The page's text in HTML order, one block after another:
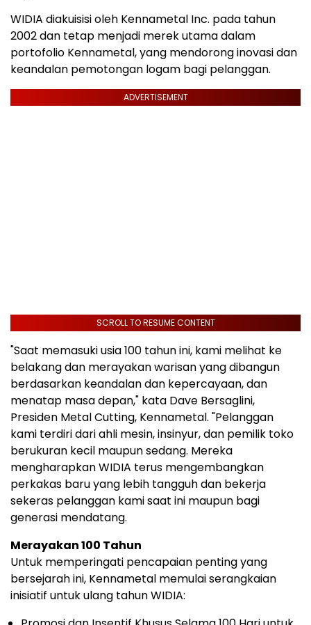
WIDIA diakuisisi oleh Kennametal Inc. pada tahun
2002 dan tetap menjadi merek utama dalam
portofolio Kennametal, yang mendorong inovasi dan
keandalan pemotongan logam bagi pelanggan.
ADVERTISEMENT
SCROLL TO RESUME CONTENT
"Saat memasuki usia 100 tahun ini, kami melihat ke
belakang dan merayakan warisan yang dibangun
berdasarkan keandalan dan kepercayaan, dan
menatap masa depan," kata Dave Bersaglini,
Presiden Metal Cutting, Kennametal. "Pelanggan
kami terdiri dari ahli mesin, insinyur, dan pemilik toko
berukuran kecil maupun sedang. Mereka
mengharapkan WIDIA terus mengembangkan
perkakas baru yang lebih tangguh dan bekerja
sekeras pelanggan kami saat ini maupun bagi
generasi mendatang.
Merayakan 100 Tahun
Untuk memperingati pencapaian penting yang
bersejarah ini, Kennametal memulai serangkaian
inisiatif untuk ulang tahun WIDIA: